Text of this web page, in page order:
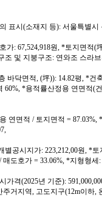
표시(소재지 등): 서울특별시
가: 67,524,918원, *토지면적(
조 및 지붕구조: 연와조 스라
바닥면적, (坪)): 14.82평, *건
60%, *용적률산정용 연면적(
연면적 / 토지면적 =
별공시지가: 223,212,00원, *
매도호가 = 33.06%, *지형형
가격(2025년 기준):
주거지역, 고도지구(12m이하,